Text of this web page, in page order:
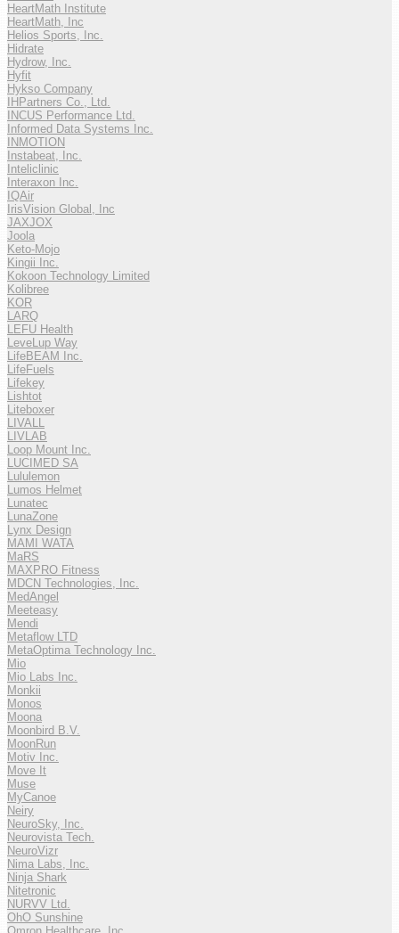
HeartMath Institute
HeartMath, Inc
Helios Sports, Inc.
Hidrate
Hydrow, Inc.
Hyfit
Hykso Company
IHPartners Co., Ltd.
INCUS Performance Ltd.
Informed Data Systems Inc.
INMOTION
Instabeat, Inc.
Inteliclinic
Interaxon Inc.
IQAir
IrisVision Global, Inc
JAXJOX
Joola
Keto-Mojo
Kingii Inc.
Kokoon Technology Limited
Kolibree
KOR
LARQ
LEFU Health
LeveLup Way
LifeBEAM Inc.
LifeFuels
Lifekey
Lishtot
Liteboxer
LIVALL
LIVLAB
Loop Mount Inc.
LUCIMED SA
Lululemon
Lumos Helmet
Lunatec
LunaZone
Lynx Design
MAMI WATA
MaRS
MAXPRO Fitness
MDCN Technologies, Inc.
MedAngel
Meeteasy
Mendi
Metaflow LTD
MetaOptima Technology Inc.
Mio
Mio Labs Inc.
Monkii
Monos
Moona
Moonbird B.V.
MoonRun
Motiv Inc.
Move It
Muse
MyCanoe
Neiry
NeuroSky, Inc.
Neurovista Tech.
NeuroVizr
Nima Labs, Inc.
Ninja Shark
Nitetronic
NURVV Ltd.
OhO Sunshine